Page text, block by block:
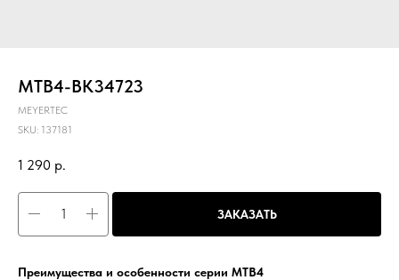
MTB4-BK34723
MEYERTEC
SKU: 137181
1 290 р.
ЗАКАЗАТЬ
Преимущества и особенности серии MTB4